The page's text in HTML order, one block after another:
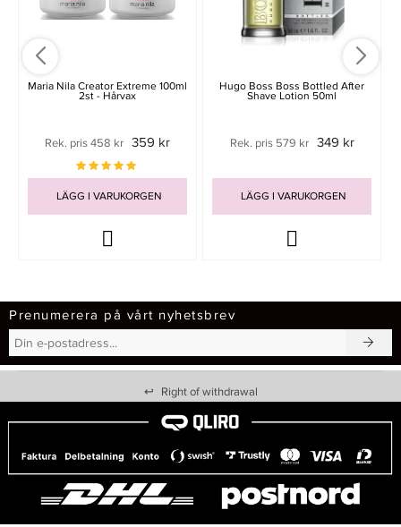
Maria Nila Creator Extreme 100ml
2st - Hårvax
Rek. pris 458 kr 359 kr
LÄGG I VARUKORGEN
Hugo Boss Boss Bottled After
Shave Lotion 50ml
Rek. pris 579 kr 349 kr
LÄGG I VARUKORGEN
Prenumerera på vårt nyhetsbrev
↩ Right of withdrawal